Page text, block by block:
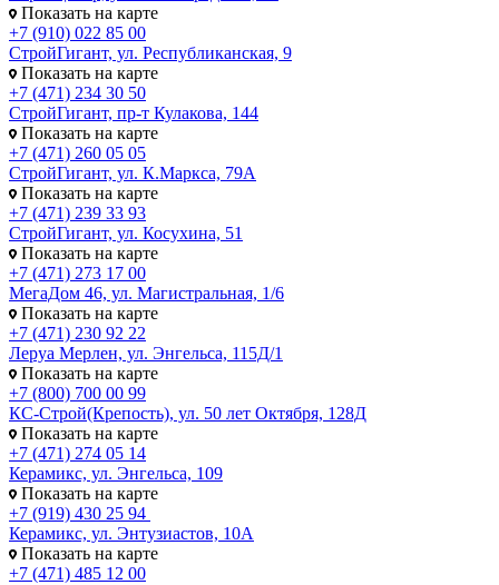
Показать на карте
+7 (910) 022 85 00
СтройГигант, ул. Республиканская, 9
Показать на карте
+7 (471) 234 30 50
СтройГигант, пр-т Кулакова, 144
Показать на карте
+7 (471) 260 05 05
СтройГигант, ул. К.Маркса, 79А
Показать на карте
+7 (471) 239 33 93
СтройГигант, ул. Косухина, 51
Показать на карте
+7 (471) 273 17 00
МегаДом 46, ул. Магистральная, 1/6
Показать на карте
+7 (471) 230 92 22
Леруа Мерлен, ул. Энгельса, 115Д/1
Показать на карте
+7 (800) 700 00 99
КС-Строй(Крепость), ул. 50 лет Октября, 128Д
Показать на карте
+7 (471) 274 05 14
Керамикс, ул. Энгельса, 109
Показать на карте
+7 (919) 430 25 94
Керамикс, ул. Энтузиастов, 10А
Показать на карте
+7 (471) 485 12 00